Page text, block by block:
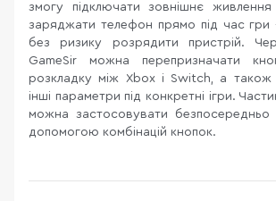
змогу підключати зовнішнє
заряджати телефон прямо під час
без ризику розрядити пристрій.
GameSir можна перепризначати
розкладку між Xbox і Switch, а також
інші параметри під конкретні ігри.
можна застосовувати безпосередньо
допомогою комбінацій кнопок.